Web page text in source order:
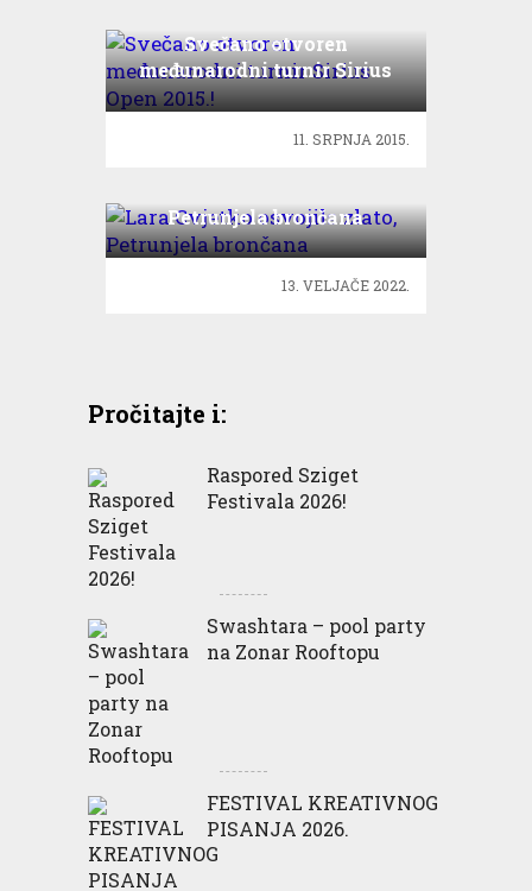
Svečano otvoren
međunarodni turnir Sirius
Open 2015.!
11. SRPNJA 2015.
Petrunjela brončana
13. VELJAČE 2022.
Pročitajte i:
Raspored Sziget
Festivala 2026!
Swashtara – pool party
na Zonar Rooftopu
FESTIVAL KREATIVNOG
PISANJA 2026.